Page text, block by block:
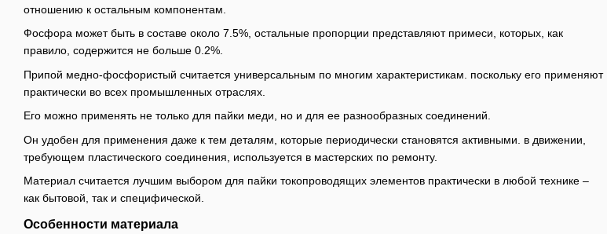
отношению к остальным компонентам.
Фосфора может быть в составе около 7.5%, остальные пропорции представляют примеси, которых, как
правило, содержится не больше 0.2%.
Припой медно-фосфористый считается универсальным по многим характеристикам. поскольку его применяют
практически во всех промышленных отраслях.
Его можно применять не только для пайки меди, но и для ее разнообразных соединений.
Он удобен для применения даже к тем деталям, которые периодически становятся активными. в движении,
требующем пластического соединения, используется в мастерских по ремонту.
Материал считается лучшим выбором для пайки токопроводящих элементов практически в любой технике –
как бытовой, так и специфической.
Особенности материала